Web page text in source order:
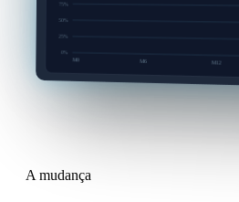
%
25%
50 %
75%
M0 M6 M 12
A mudança